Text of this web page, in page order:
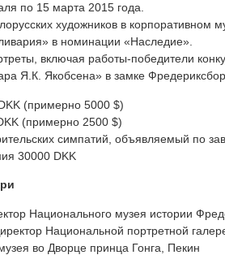
по 15 марта 2015 года.
художников в корпоративном
в номинации «Наследие».
включая работы-победители
Я.К. Якобсена» в замке
(примерно 5000 $)
(примерно 2500 $)
симпатий, объявляемый по
30000 DKK
Национального музея истории
Национальной портретной
во Дворце принца Гонга, Пекин